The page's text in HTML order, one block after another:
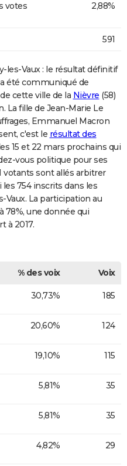
votes
2,88%
591
les-Vaux : le résultat définitif
été communiqué de
cette ville de la Nièvre (58)
La fille de Jean-Marie Le
Emmanuel Macron
c'est le résultat des
15 et 22 mars prochains qui
vous politique pour ses
votants sont allés arbitrer
754 inscrits dans les
Vaux. La participation au
78%, une donnée qui
à 2017.
% des voix
Voix
30,73% 185
20,60% 124
19,10% 115
5,81% 35
5,81% 35
4,82% 29